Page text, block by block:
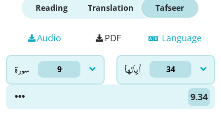
Reading Translation Tafseer
Audio PDF Language
سورۃ 9 اٰياتها 34
9.34